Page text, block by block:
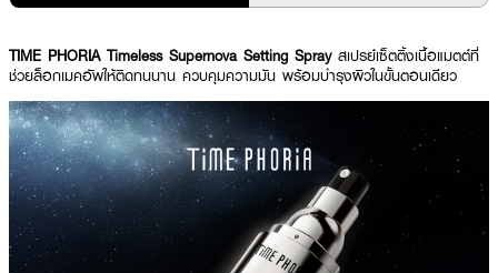
TIME PHORIA Timeless Supernova Setting Spray สเปรย์เซ็ตติ้งเนื้อแมตต์ที่
ช่วยล็อกเมคอัพให้ติดทนนาน ควบคุมความมัน พร้อมบำรุงผิวในขั้นตอนเดียว